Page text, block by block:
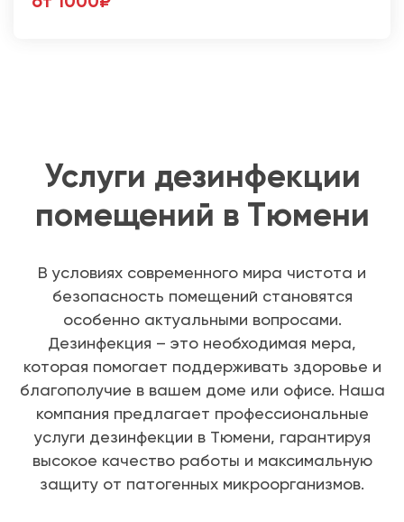
Услуги дезинфекции
помещений в Тюмени
В условиях современного мира чистота и
безопасность помещений становятся
особенно актуальными вопросами.
Дезинфекция – это необходимая мера,
которая помогает поддерживать здоровье и
благополучие в вашем доме или офисе. Наша
компания предлагает профессиональные
услуги дезинфекции в Тюмени, гарантируя
высокое качество работы и максимальную
защиту от патогенных микроорганизмов.